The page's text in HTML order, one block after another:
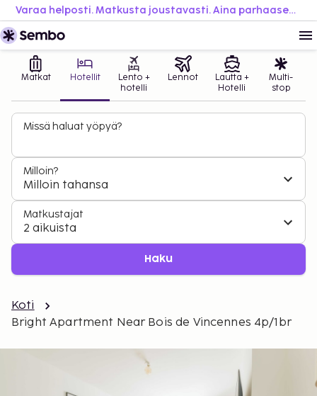
Varaa helposti. Matkusta joustavasti. Aina parhaaseen hintaan.
Matkat Hotellit
Lento +
hotelli
Lennot
Lautta +
Hotelli
Multi-
stop
Missä haluat yöpyä?
Milloin?
Milloin tahansa
Matkustajat
2 aikuista
Haku
Koti
Bright Apartment Near Bois de Vincennes 4p/1br